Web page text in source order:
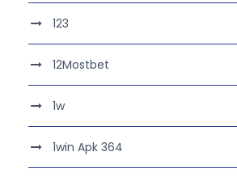
123
12Mostbet
1w
1win Apk 364